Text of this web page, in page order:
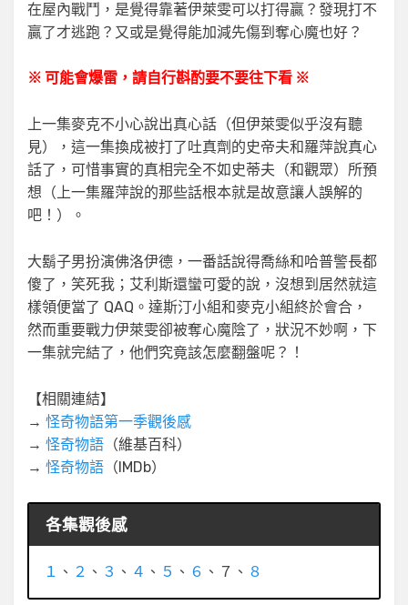
在屋內戰鬥，是覺得靠著伊萊雯可以打得贏？發現打不
贏了才逃跑？又或是覺得能加減先傷到奪心魔也好？
※ 可能會爆雷，請自行斟酌要不要往下看 ※
上一集麥克不小心說出真心話（但伊萊雯似乎沒有聽
見），這一集換成被打了吐真劑的史帝夫和羅萍說真心
話了，可惜事實的真相完全不如史蒂夫（和觀眾）所預
想（上一集羅萍說的那些話根本就是故意讓人誤解的
吧！）。
大鬍子男扮演佛洛伊德，一番話說得喬絲和哈普警長都
傻了，笑死我；艾利斯還蠻可愛的說，沒想到居然就這
樣領便當了 QAQ。達斯汀小組和麥克小組終於會合，
然而重要戰力伊萊雯卻被奪心魔陰了，狀況不妙啊，下
一集就完結了，他們究竟該怎麼翻盤呢？！
【相關連結】
→ 怪奇物語第一季觀後感
→ 怪奇物語 （維基百科）
→ 怪奇物語 （IMDb）
各集觀後感
１ 、 ２ 、 ３ 、 ４ 、 ５ 、 ６ 、７、 ８